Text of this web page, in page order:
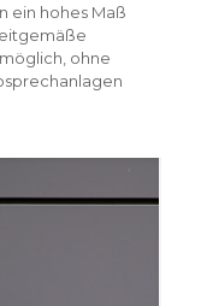
ein hohes Maß
ohne